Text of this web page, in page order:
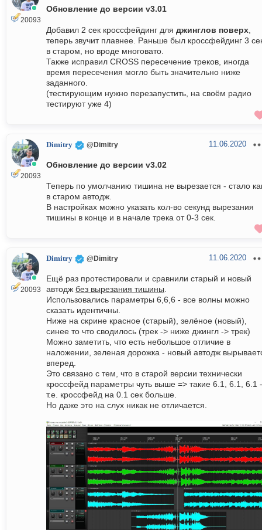
20093
Обновление до версии v3.01
Добавил 2 сек кроссфейдинг для джинглов поверх,
теперь звучит плавнее. Раньше был кроссфейдинг 3
в старом, но вроде многовато.
Также исправил CROSS пересечение треков, иногда
время пересечения могло быть значительно ниже
заданного.
(тестирующим нужно перезапустить, на своём радио
тестируют уже 4)
20093
Dimitry @Dimitry 11.06.2020
Обновление до версии v3.02
Теперь по умолчанию тишина не вырезается - стало
в старом автодж.
В настройках можно указать кол-во секунд вырезания
тишины в конце и в начале трека от 0-3 сек.
20093
Dimitry @Dimitry 11.06.2020
Ещё раз протестировали и сравнили старый и новый
автодж без вырезания тишины.
Использовались параметры 6,6,6 - все волны можно
сказать идентичны.
Ниже на скрине красное (старый), зелёное (новый),
синее то что сводилось (трек -> ниже джингл -> трек)
Можно заметить, что есть небольшое отличие в
наложении, зеленая дорожка - новый автодж
вперед.
Это связано с тем, что в старой версии технически
кроссфейд параметры чуть выше => такие 6.1, 6.1, 6.1 -
т.е. кроссфейд на 0.1 сек больше.
Но даже это на слух никак не отличается.